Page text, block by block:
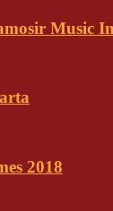
Music
2018